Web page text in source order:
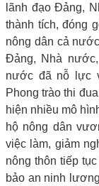
lãnh đạo Đảng,
thành tích, đóng
nông dân cả
Đảng, Nhà
nước đã nỗ lực
Phong trào thi
hiện nhiều mô
hộ nông dân
việc làm, giảm
nông thôn tiếp
bảo an ninh